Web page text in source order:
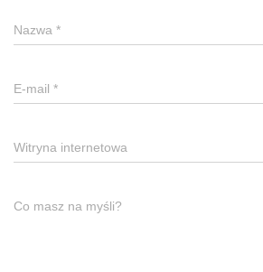
Nazwa *
E-mail *
Witryna internetowa
Co masz na myśli?